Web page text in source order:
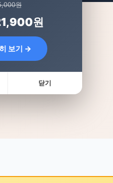
원
원
보기 →
닫기